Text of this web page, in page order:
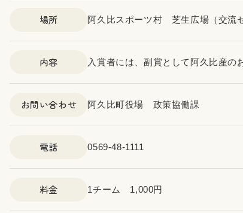
場所 阿久比スポーツ村 芝生広場（交流
内容 入賞者には、副賞として阿久比産の
お問い合わせ 阿久比町役場 政策協働課
電話 0569-48-1111
料金 1チーム 1,000円